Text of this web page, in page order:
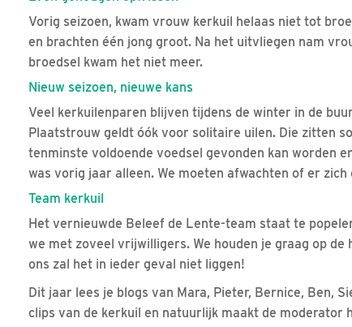
Vorig seizoen, kwam vrouw kerkuil helaas niet tot
en brachten één jong groot. Na het uitvliegen nam
broedsel kwam het niet meer.
Nieuw seizoen, nieuwe kans
Veel kerkuilenparen blijven tijdens de winter in de
Plaatstrouw geldt óók voor solitaire uilen. Die zitten
tenminste voldoende voedsel gevonden kan worden
was vorig jaar alleen. We moeten afwachten of er
Team kerkuil
Het vernieuwde Beleef de Lente-team staat te
we met zoveel vrijwilligers. We houden je graag op
ons zal het in ieder geval niet liggen!
Dit jaar lees je blogs van Mara, Pieter, Bernice, Ben,
clips van de kerkuil en natuurlijk maakt de moderator